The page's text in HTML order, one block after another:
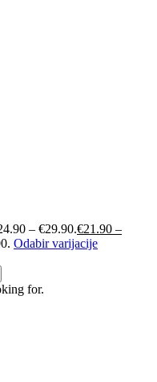
– €29.90.€21.90 –
Odabir varijacije
for.